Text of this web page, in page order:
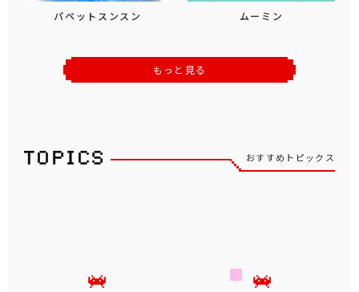
パペットスンスン ムーミン
もっと見る
おすすめトピックス